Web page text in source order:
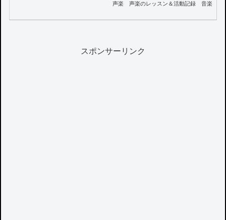
声楽
声楽のレッスン＆活動記録 音楽
スポンサーリンク